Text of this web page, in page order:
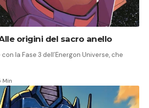
origini del sacro anello
la Fase 3 dell’Energon Universe, che
Min